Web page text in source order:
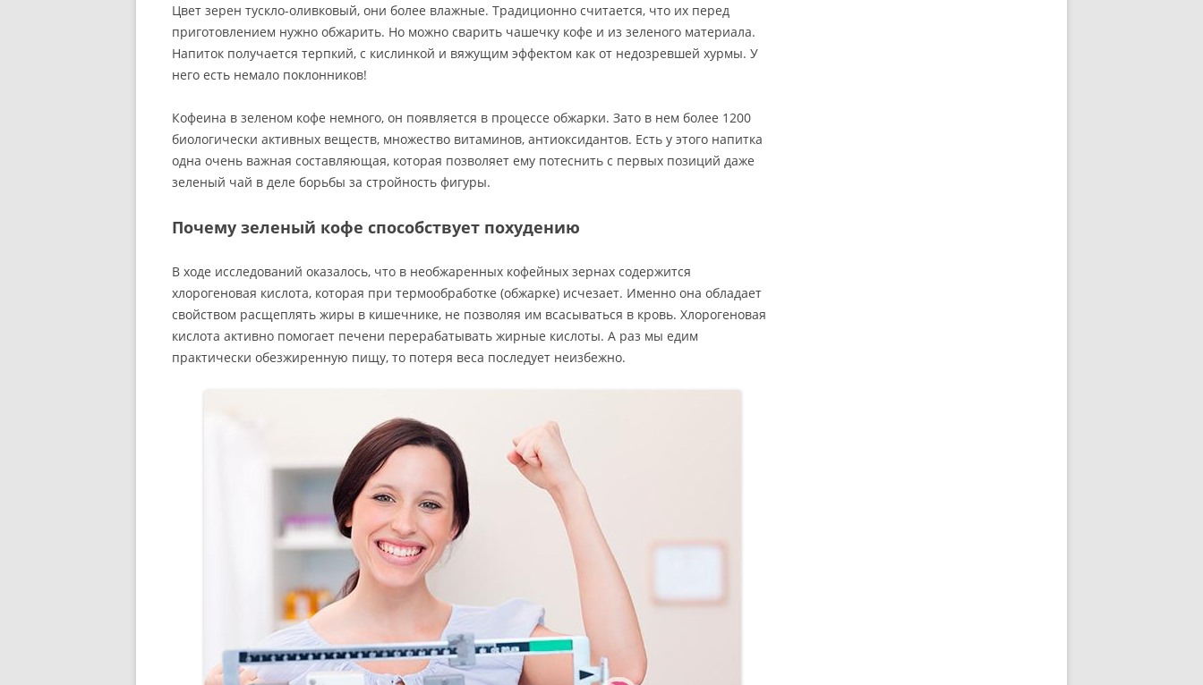
Цвет зерен тускло-оливковый, они более влажные. Традиционно считается, что их перед
приготовлением нужно обжарить. Но можно сварить чашечку кофе и из зеленого материала.
Напиток получается терпкий, с кислинкой и вяжущим эффектом как от недозревшей хурмы. У
него есть немало поклонников!
Кофеина в зеленом кофе немного, он появляется в процессе обжарки. Зато в нем более 1200
биологически активных веществ, множество витаминов, антиоксидантов. Есть у этого напитка
одна очень важная составляющая, которая позволяет ему потеснить с первых позиций даже
зеленый чай в деле борьбы за стройность фигуры.
Почему зеленый кофе способствует похудению
В ходе исследований оказалось, что в необжаренных кофейных зернах содержится
хлорогеновая кислота, которая при термообработке (обжарке) исчезает. Именно она обладает
свойством расщеплять жиры в кишечнике, не позволяя им всасываться в кровь. Хлорогеновая
кислота активно помогает печени перерабатывать жирные кислоты. А раз мы едим
практически обезжиренную пищу, то потеря веса последует неизбежно.